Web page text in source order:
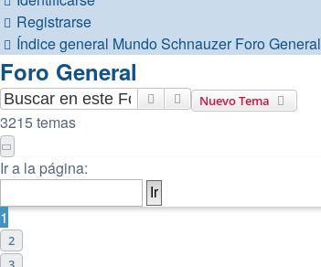
Registrarse
Índice general Mundo Schnauzer Foro General
Foro General
Nuevo Tema
BuscarBúsqueda avanzada
3215 temas
Página
Ir a la página:
1
2